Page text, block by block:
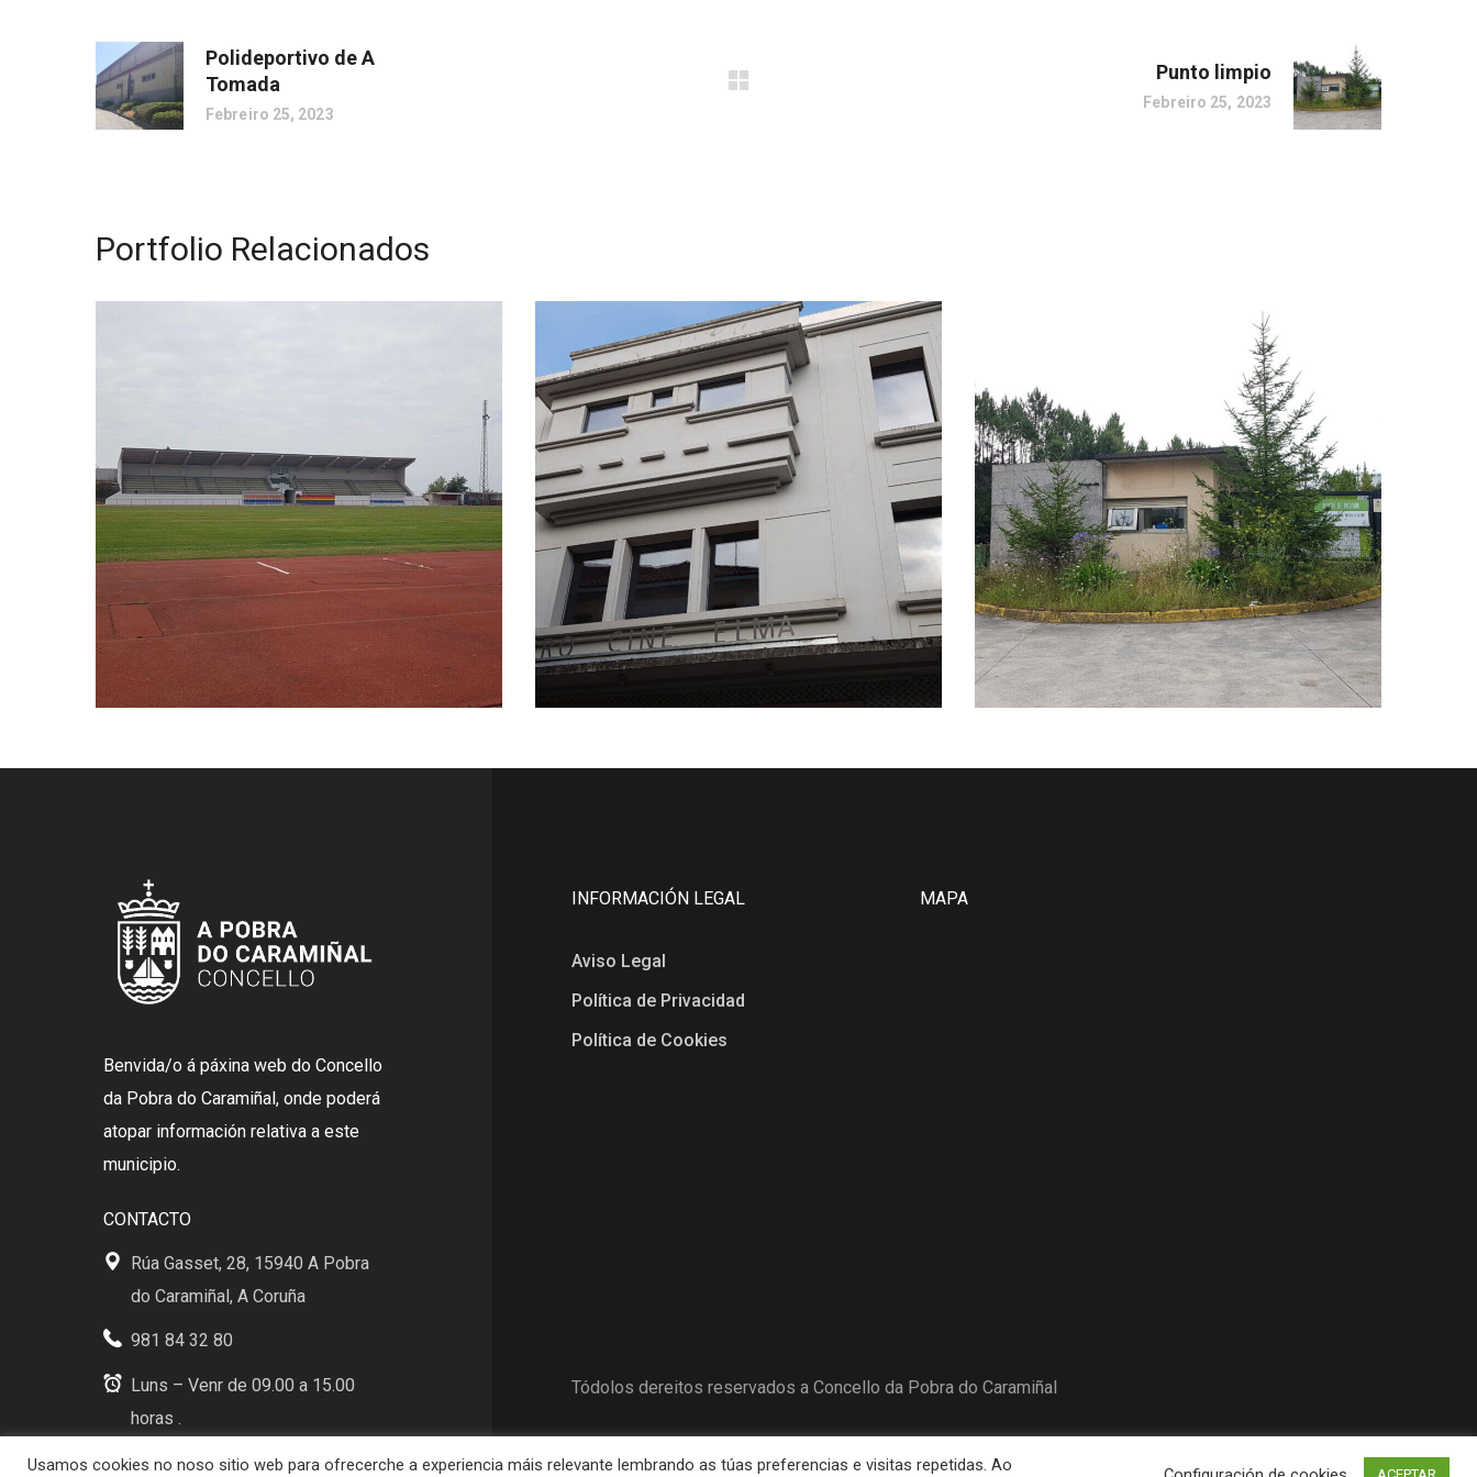
Polideportivo de A
Tomada
Febreiro 25, 2023
Punto limpio
Febreiro 25, 2023
Portfolio Relacionados
Benvida/o á páxina web do Concello
da Pobra do Caramiñal, onde poderá
atopar información relativa a este
municipio.
CONTACTO
Rúa Gasset, 28, 15940 A Pobra
do Caramiñal, A Coruña
981 84 32 80
Luns – Venr de 09.00 a 15.00
horas .
INFORMACIÓN LEGAL
Aviso Legal
Política de Privacidad
Política de Cookies
MAPA
Tódolos dereitos reservados a Concello da Pobra do Caramiñal
Usamos cookies no noso sitio web para ofrecerche a experiencia máis relevante lembrando as túas preferencias e visitas repetidas. Ao